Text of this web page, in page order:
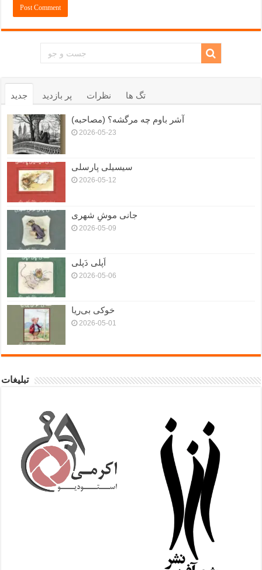
جدید پر بازدید نظرات تگ ها
آشر باوم چه مرگشه؟ (مصاحبه)
2026-05-23
سیسیلی پارسلی
2026-05-12
جانی موشِ شهری
2026-05-09
اَپلی دَپلی
2026-05-06
خوکی بی‌ریا
2026-05-01
تبلیغات